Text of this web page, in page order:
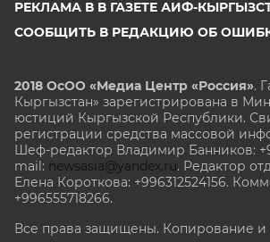
РЕКЛАМА В В ГАЗЕТЕ АИФ-
СООБЩИТЬ В РЕДАКЦИЮ ОБ
2018 ОсОО «Медиа Центр «Россия».
Кыргызстан» зарегистрирована в
юстиций Кыргызской Республики.
регистрации средства массовой
Шеф-редактор Владимир Банников:
mail: newsasia@yandex.ru. Редактор
Елена Короткова: +996312524156.
+996555718266.
Все права защищены. Копирование и